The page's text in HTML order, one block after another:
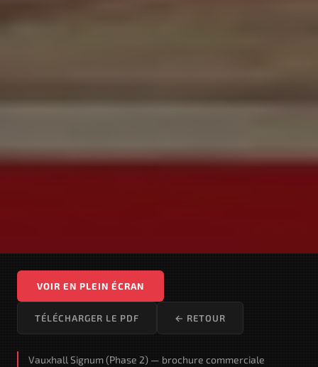
VOIR EN PLEIN ÉCRAN
TÉLÉCHARGER LE PDF ← RETOUR
Vauxhall Signum (Phase 2) — brochure commerciale